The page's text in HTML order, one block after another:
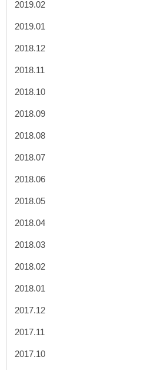
2019.02
2019.01
2018.12
2018.11
2018.10
2018.09
2018.08
2018.07
2018.06
2018.05
2018.04
2018.03
2018.02
2018.01
2017.12
2017.11
2017.10